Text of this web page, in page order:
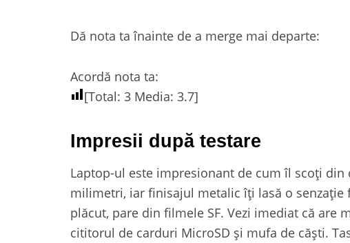
Dă nota ta înainte de a merge mai departe:
Acordă nota ta:
[Total: 3 Media: 3.7]
Impresii după testare
Laptop-ul este impresionant de cum îl scoți din
milimetri, iar finisajul metalic îți lasă o senzație
plăcut, pare din filmele SF. Vezi imediat că are
cititorul de carduri MicroSD și mufa de căști.